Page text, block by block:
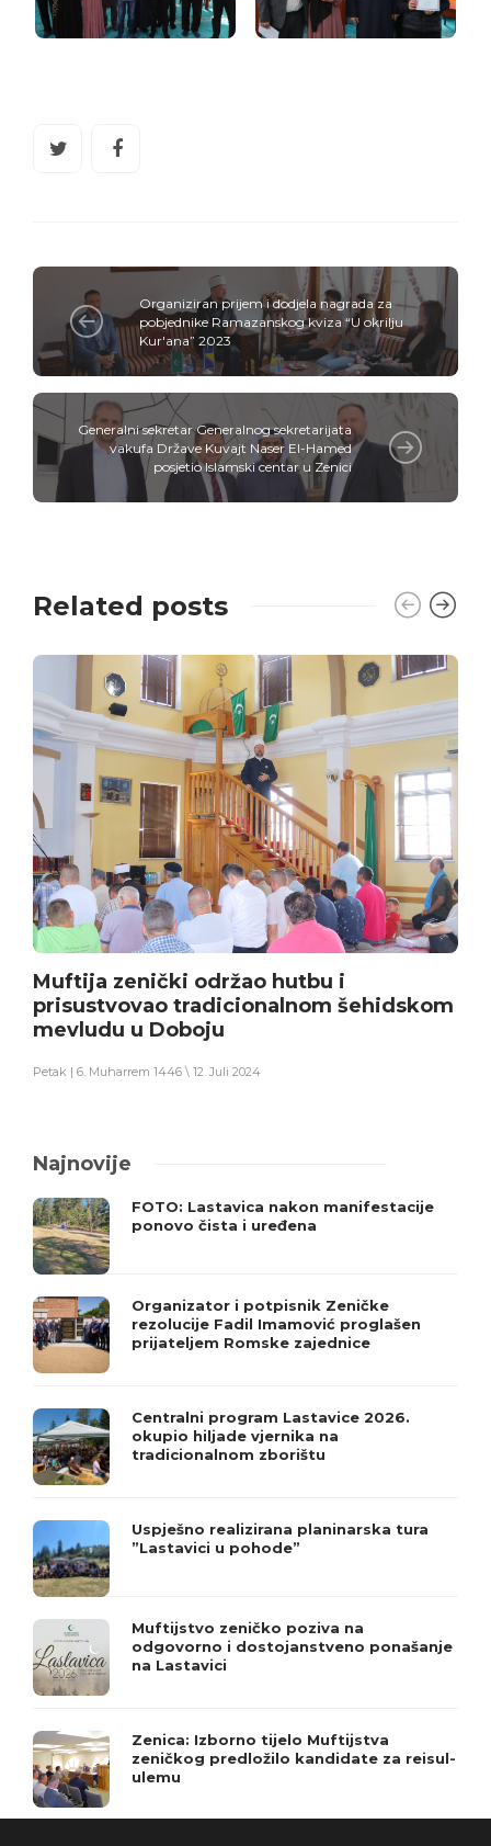
Organiziran prijem i dodjela nagrada za
pobjednike Ramazanskog kviza “U okrilju
Kur'ana” 2023
Generalni sekretar Generalnog sekretarijata
vakufa Države Kuvajt Naser El-Hamed
posjetio Islamski centar u Zenici
Related posts
Muftija zenički održao hutbu i
prisustvovao tradicionalnom šehidskom
mevludu u Doboju
Petak | 6. Muharrem 1446 \ 12. Juli 2024
Najnovije
FOTO: Lastavica nakon manifestacije
ponovo čista i uređena
Organizator i potpisnik Zeničke
rezolucije Fadil Imamović proglašen
prijateljem Romske zajednice
Centralni program Lastavice 2026.
okupio hiljade vjernika na
tradicionalnom zborištu
Uspješno realizirana planinarska tura
”Lastavici u pohode”
Muftijstvo zeničko poziva na
odgovorno i dostojanstveno ponašanje
na Lastavici
Zenica: Izborno tijelo Muftijstva
zeničkog predložilo kandidate za reisul-
ulemu